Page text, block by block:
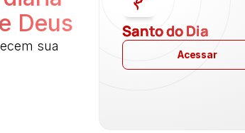
Deus
sua
Santo do Dia
Acessar